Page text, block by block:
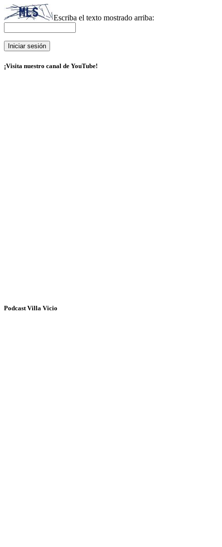
Escriba el texto mostrado arriba:
¡Visita nuestro canal de YouTube!
Podcast Villa Vicio